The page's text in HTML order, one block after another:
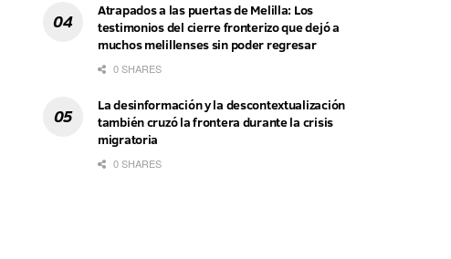
Atrapados a las puertas de Melilla: Los
testimonios del cierre fronterizo que dejó a
muchos melillenses sin poder regresar
0 SHARES
La desinformación y la descontextualización
también cruzó la frontera durante la crisis
migratoria
0 SHARES